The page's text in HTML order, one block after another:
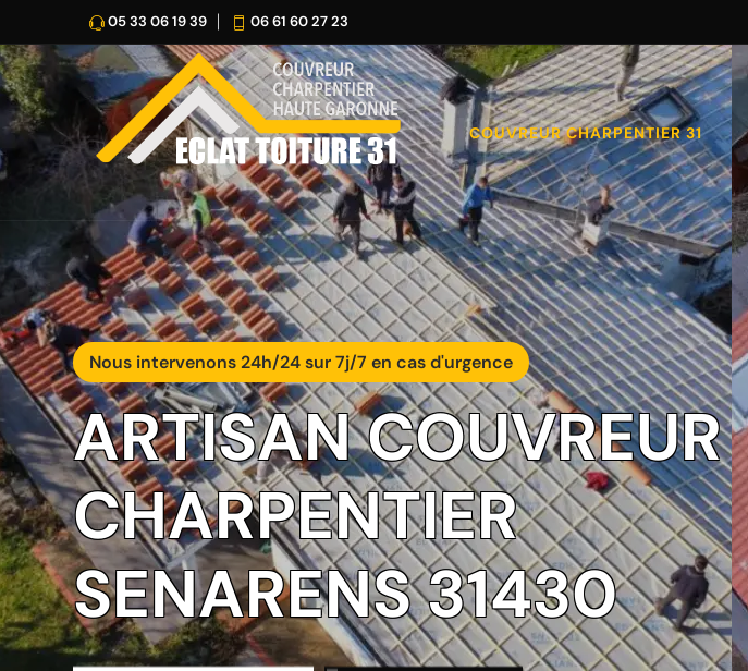
05 33 06 19 39 06 61 60 27 23
COUVREUR CHARPENTIER 31
Nous intervenons 24h/24 sur 7j/7 en cas d'urgence
ARTISAN COUVREUR
CHARPENTIER
SENARENS 31430